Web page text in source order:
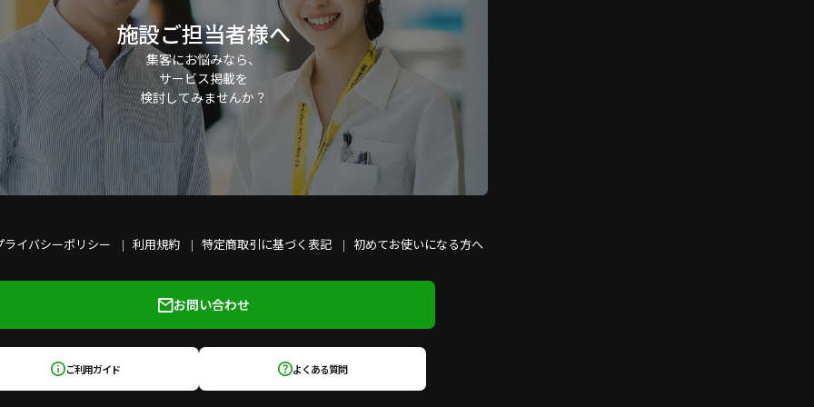
施設ご担当者様へ
集客にお悩みなら、
サービス掲載を
検討してみませんか？
ライバシーポリシー 利用規約 特定商取引に基づく表記 初めてお使いになる方へ
お問い合わせ
ご利用ガイド よくある質問